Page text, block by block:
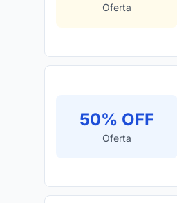
Oferta
50% OFF
Oferta